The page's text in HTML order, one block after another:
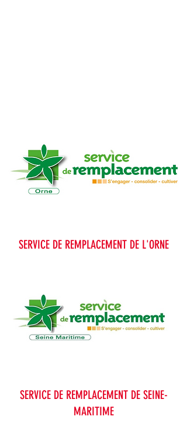
SERVICE DE REMPLACEMENT DE L'ORNE
SERVICE DE REMPLACEMENT DE SEINE-
MARITIME